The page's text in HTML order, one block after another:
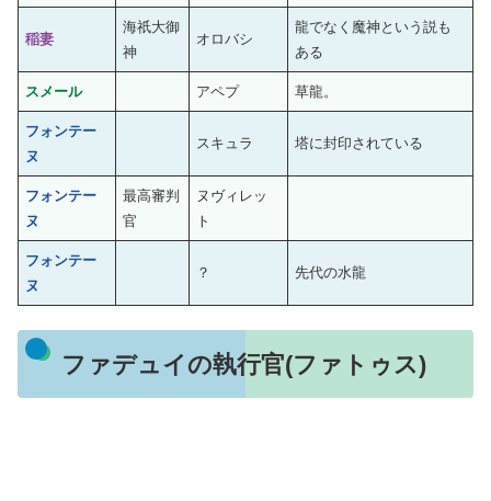
稲妻
海祇大御
神
オロバシ
龍でなく魔神という説も
ある
スメール アペプ 草龍。
フォンテー
ヌ
スキュラ 塔に封印されている
フォンテー
ヌ
最高審判
官
ヌヴィレッ
ト
フォンテー
ヌ
？ 先代の水龍
ファデュイの執行官(ファトゥス)